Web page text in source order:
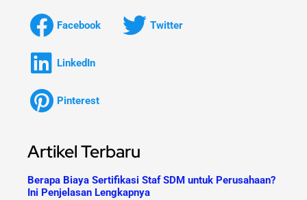
Facebook Twitter
LinkedIn
Pinterest
Artikel Terbaru
Berapa Biaya Sertifikasi Staf SDM untuk Perusahaan?
Ini Penjelasan Lengkapnya